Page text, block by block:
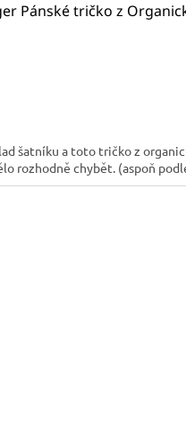
Pánské tričko z
šatníku a toto tričko z
rozhodně chybět. (aspoň